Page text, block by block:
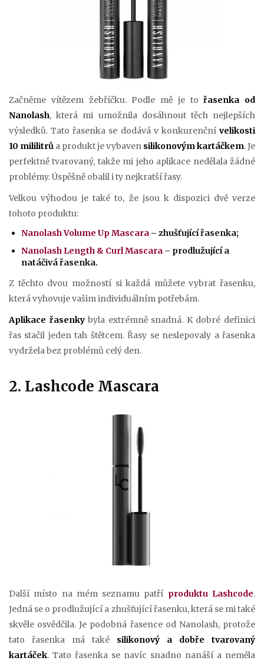
Začněme vítězem žebříčku. Podle mě je tořasenka od
Nanolash, která mi umožnila dosáhnout těch nejlepších
výsledků. Tato řasenka se dodává v konkurenční velikosti
10 mililitrů a produkt je vybaven silikonovým kartáčkem. Je
perfektně tvarovaný, takže mi jeho aplikace nedělala žádné
problémy. Úspěšně obalil i ty nejkratší řasy.
Velkou výhodou je také to, že jsou k dispozici dvě verze
tohoto produktu:
Nanolash Volume Up Mascara – zhušťující řasenka;
Nanolash Length & Curl Mascara – prodlužující a
natáčivá řasenka.
Z těchto dvou možností si každá můžete vybrat řasenku,
která vyhovuje vašim individuálním potřebám.
Aplikace řasenkybyla extrémně snadná. K dobré definici
řas stačil jeden tah štětcem. Řasy se neslepovaly a řasenka
vydržela bez problémů celý den.
2. Lashcode Mascara
Další místo na mém seznamu patří produktu Lashcode.
Jedná se o prodlužující a zhušťující řasenku, která se mi také
skvěle osvědčila. Je podobná řasence od Nanolash, protože
tato řasenka má také silikonový a dobře tvarovaný
kartáček. Tato řasenka se navíc snadno nanáší a neměla